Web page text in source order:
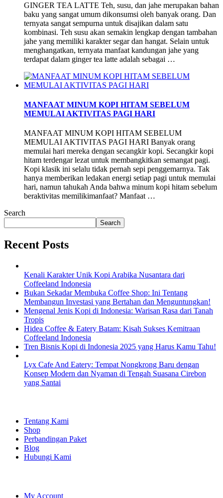
GINGER TEA LATTE Teh, susu, dan jahe merupakan bahan
baku yang sangat umum dikonsumsi oleh banyak orang. Dan
ternyata sangat sempurna untuk disajikan dalam satu
kombinasi. Teh susu akan semakin lengkap dengan tambahan
jahe yang memiliki karakter segar dan hangat. Selain untuk
menghangatkan, ternyata manfaat kandungan jahe yang
terdapat dalam ginger tea latte adalah sebagai …
MANFAAT MINUM KOPI HITAM SEBELUM
MEMULAI AKTIVITAS PAGI HARI
MANFAAT MINUM KOPI HITAM SEBELUM
MEMULAI AKTIVITAS PAGI HARI Banyak orang
memulai hari mereka dengan secangkir kopi. Secangkir kopi
hitam terdengar lezat untuk membangkitkan semangat pagi.
Kopi klasik ini selalu tidak pernah sepi penggemarnya. Tak
hanya memberikan ledakan energi setiap pagi untuk memulai
hari, namun tahukah Anda bahwa minum kopi hitam sebelum
beraktivitas memilikimanfaat? Manfaat …
Search
Search
Recent Posts
Kenali Karakter Unik Kopi Arabika Nusantara dari
Coffeeland Indonesia
Bukan Sekadar Membuka Coffee Shop: Ini Tentang
Membangun Investasi yang Bertahan dan Menguntungkan!
Mengenal Jenis Kopi di Indonesia: Warisan Rasa dari Tanah
Tropis
Hidea Coffee & Eatery Batam: Kisah Sukses Kemitraan
Coffeeland Indonesia
Tren Bisnis Kopi di Indonesia 2025 yang Harus Kamu Tahu!
Lyx Cafe And Eatery: Tempat Nongkrong Baru dengan
Konsep Modern dan Nyaman di Tengah Suasana Cirebon
yang Santai
Tentang Kami
Shop
Perbandingan Paket
Blog
Hubungi Kami
My Account